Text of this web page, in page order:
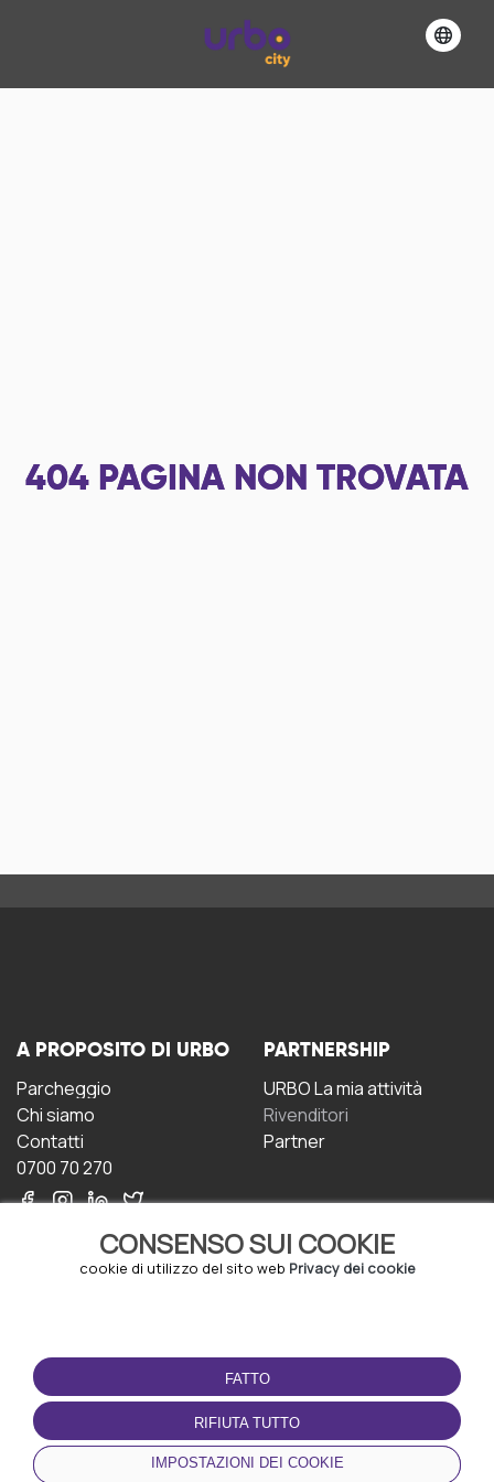
404 PAGINA NON TROVATA
CONSENSO SUI COOKIE
cookie di utilizzo del sito web Privacy dei cookie
FATTO
RIFIUTA TUTTO
IMPOSTAZIONI DEI COOKIE
A PROPOSITO DI URBO
Parcheggio
Chi siamo
Contatti
0700 70 270
PARTNERSHIP
URBO La mia attività
Rivenditori
Partner
CONDIZIONI D'USO
Termini e Condizioni
Politica sulla riservatezza
Gestione dei Cookie
SCARICA L'APP